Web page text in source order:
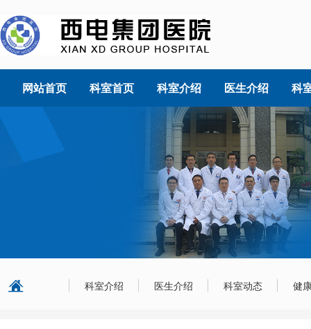
网站首页 科室首页 科室介绍 医生介绍 科
科室介绍 医生介绍 科室动态 健